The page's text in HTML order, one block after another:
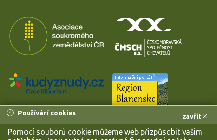
Používání cookies zavřít
Pomocí souborů cookie můžeme web přizpůsobit vašim